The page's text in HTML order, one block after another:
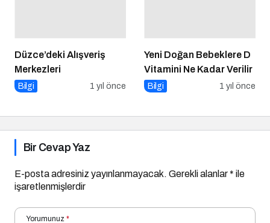
Düzce’deki Alışveriş
Merkezleri
Bilgi 1 yıl önce
Bir Cevap Yaz
E-posta adresiniz yayınlanmayacak. Gerekli alanlar* ile
işaretlenmişlerdir
Yorumunuz *